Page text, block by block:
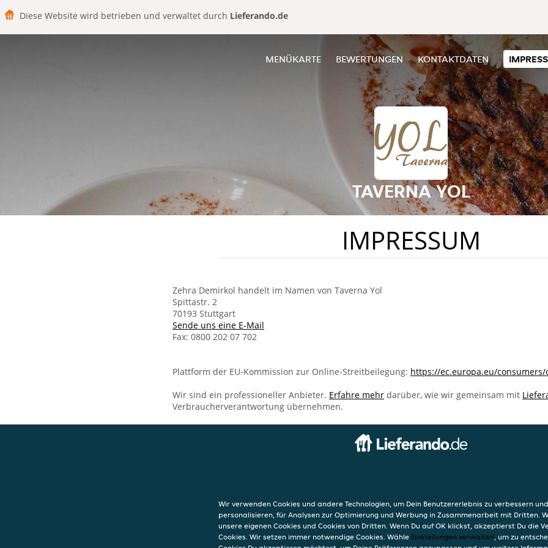
Diese Website wird betrieben und verwaltet durch Lieferando.de
MENÜKARTE BEWERTUNGEN KONTAKTDATEN
TAVERNA YOL
IMPRESSUM
Zehra Demirkol handelt im Namen von Taverna Yol
Spittastr. 2
70193 Stuttgart
Sende uns eine E-Mail
Fax: 0800 202 07 702
Plattform der EU-Kommission zur Online-Streitbeilegung: https://ec.europa.eu/
Wir sind ein professioneller Anbieter. Erfahre mehr darüber, wie wir gemeinsam mit
Verbraucherverantwortung übernehmen.
Spittastr. 2
70193 Stuttgart
Wir verwenden Cookies und andere Technologien, um Dein Benutzererlebnis zu verbessern
personalisieren, für Analysen zur Optimierung und Werbung in Zusammenarbeit mit Dritten.
unsere eigenen Cookies und Cookies von Dritten. Wenn Du auf OK klickst, akzeptierst Du die
Cookies. Wir setzen immer notwendige Cookies. Wähle Einstellungen verwalten, um zu